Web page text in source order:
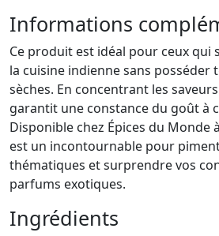
Informations
Ce produit est idéal pour ceux qui
la cuisine indienne sans posséder
sèches. En concentrant les
garantit une constance du goût à
Disponible chez Épices du Monde
est un incontournable pour
thématiques et surprendre vos
parfums exotiques.
Ingrédients